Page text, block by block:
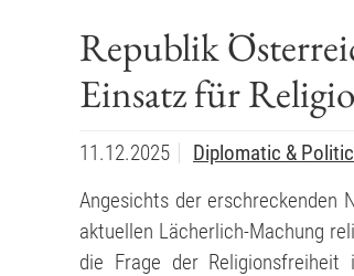
Republik
Einsatz für
11.12.2025 Diplomatic &
Angesichts der erschreckenden
aktuellen Lächerlich-Machung
die Frage der